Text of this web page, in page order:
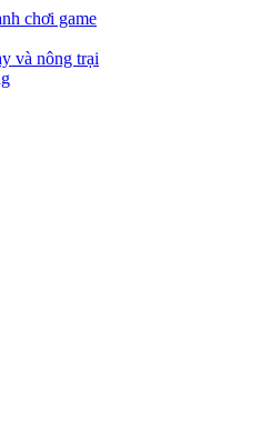
chơi game
và nông trại